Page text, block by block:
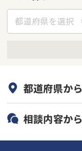
都道府県を選択
初回相談無料
都道府県から
北海道・東北
北海道
関東
相談内容から